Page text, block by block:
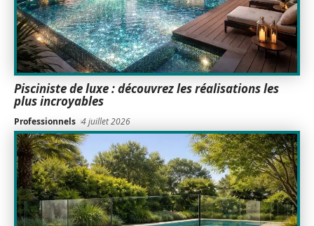
Pisciniste de luxe : découvrez les réalisations les
plus incroyables
Professionnels 4 juillet 2026